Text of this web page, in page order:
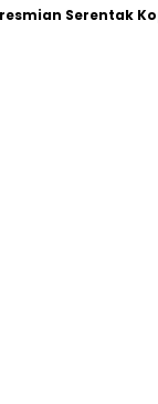
Serentak